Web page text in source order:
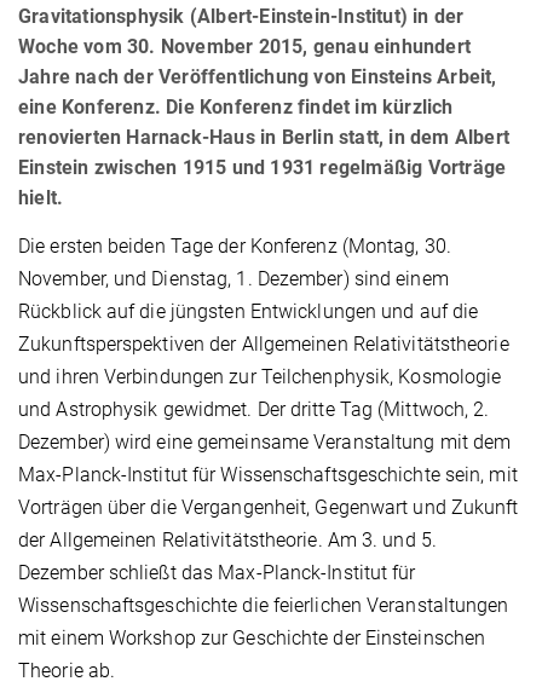
Gravitationsphysik (Albert-Einstein-Institut) in der
Woche vom 30. November 2015, genau einhundert
Jahre nach der Veröffentlichung von Einsteins Arbeit,
eine Konferenz. Die Konferenz findet im kürzlich
renovierten Harnack-Haus in Berlin statt, in dem Albert
Einstein zwischen 1915 und 1931 regelmäßig Vorträge
hielt.
Die ersten beiden Tage der Konferenz (Montag, 30.
November, und Dienstag, 1. Dezember) sind einem
Rückblick auf die jüngsten Entwicklungen und auf die
Zukunftsperspektiven der Allgemeinen Relativitätstheorie
und ihren Verbindungen zur Teilchenphysik, Kosmologie
und Astrophysik gewidmet. Der dritte Tag (Mittwoch, 2.
Dezember) wird eine gemeinsame Veranstaltung mit dem
Max-Planck-Institut für Wissenschaftsgeschichte sein, mit
Vorträgen über die Vergangenheit, Gegenwart und Zukunft
der Allgemeinen Relativitätstheorie. Am 3. und 5.
Dezember schließt das Max-Planck-Institut für
Wissenschaftsgeschichte die feierlichen Veranstaltungen
mit einem Workshop zur Geschichte der Einsteinschen
Theorie ab.